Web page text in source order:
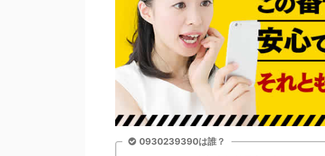
0930239390は誰？